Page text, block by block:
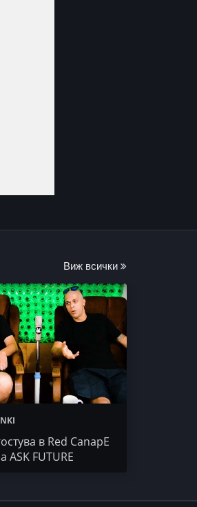
Виж всички
в Red CanapE
ASK FUTURE